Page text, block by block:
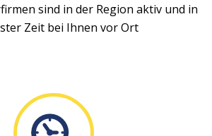
sind in der Region aktiv und in
Zeit bei Ihnen vor Ort